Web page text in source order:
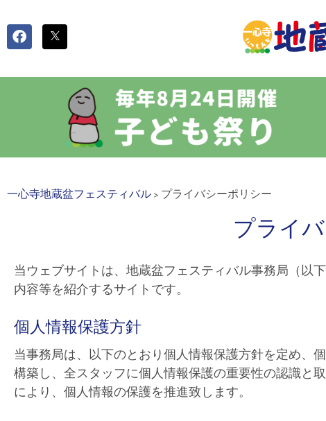
一心寺地蔵盆フェスティバル > プライバシーポリシー
プライ
当ウェブサイトは、地蔵盆フェスティバル事務局（以
内容等を紹介するサイトです。
個人情報保護方針
当事務局は、以下のとおり個人情報保護方針を定め、
構築し、全スタッフに個人情報保護の重要性の認識と
により、個人情報の保護を推進致します。